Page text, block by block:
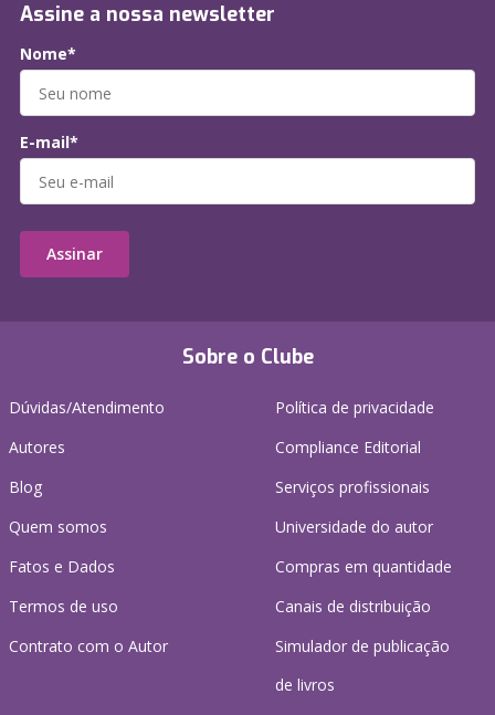
Sobre o Clube
Dúvidas/Atendimento
Autores
Blog
Quem somos
Fatos e Dados
Termos de uso
Contrato com o Autor
Política de privacidade
Compliance Editorial
Serviços profissionais
Universidade do autor
Compras em quantidade
Canais de distribuição
Simulador de publicação
de livros
Assine a nossa newsletter
Nome*
E-mail*
Assinar